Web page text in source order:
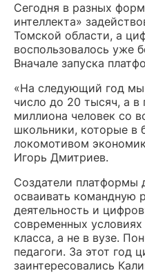
Сегодня в разных
интеллекта»
Томской области, а
воспользовалось уже
Вначале запуска
«На следующий год мы
число до 20 тысяч, а в
миллиона человек со
школьники, которые в
локомотивом
Игорь Дмитриев.
Создатели платформы
осваивать командную
деятельность и
современных
класса, а не в вузе.
педагоги. За этот год
заинтересовались